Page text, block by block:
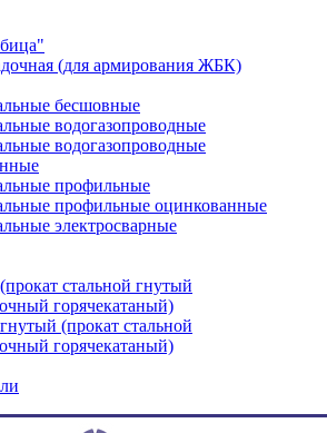
(для армирования ЖБК)
бесшовные
водогазопроводные
водогазопроводные
профильные
профильные оцинкованные
электросварные
стальной гнутый
горячекатаный)
(прокат стальной
горячекатаный)